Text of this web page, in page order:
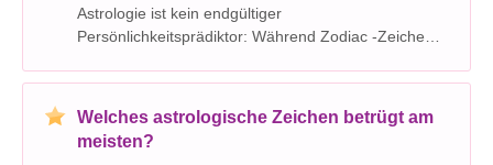
Astrologie ist kein endgültiger
Persönlichkeitsprädiktor: Während Zodiac -Zeichen
können, sind sie keine garantierte oder genaue
Welches astrologische Zeichen betrügt am
meisten?